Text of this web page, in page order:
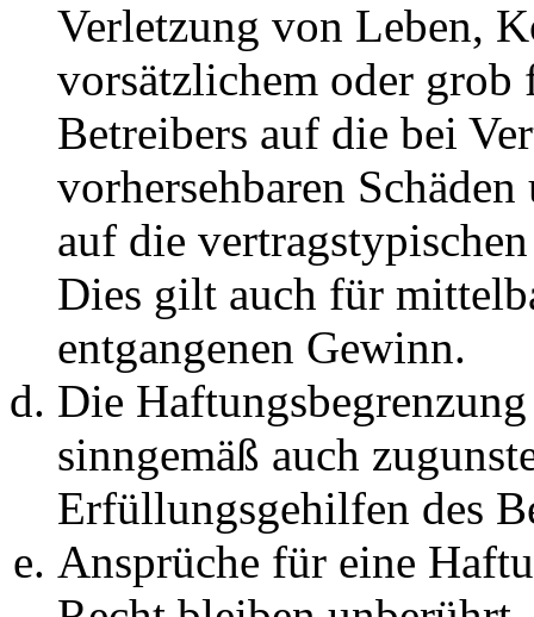
Verletzung von Leben,
vorsätzlichem oder grob
Betreibers auf die bei
vorhersehbaren
auf die
Dies gilt auch für
entgangenen Gewinn.
Die
sinngemäß auch
Erfüllungsgehilfen des
Ansprüche für eine